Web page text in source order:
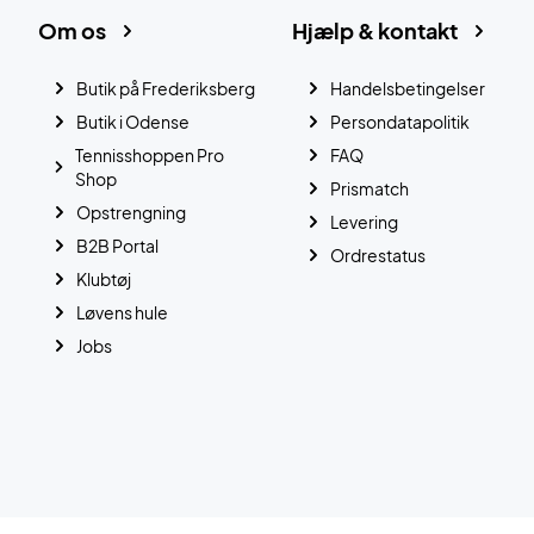
Hjælp & kontakt
Handelsbetingelser
Persondatapolitik
FAQ
Prismatch
Levering
Ordrestatus
Om os
Butik på Frederiksberg
Butik i Odense
Tennisshoppen Pro
Shop
Opstrengning
B2B Portal
Klubtøj
Løvens hule
Jobs